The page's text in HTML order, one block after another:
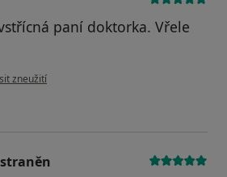
paní doktorka. Vřele
uživatele Pacient
zneužití